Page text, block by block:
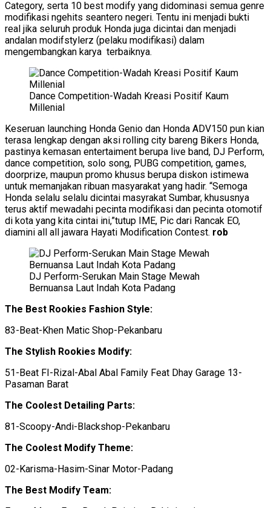
Category, serta 10 best modify yang didominasi semua genre
modifikasi ngehits seantero negeri. Tentu ini menjadi bukti
real jika seluruh produk Honda juga dicintai dan menjadi
andalan modifstylerz (pelaku modifikasi) dalam
mengembangkan karya terbaiknya.
Dance Competition-Wadah Kreasi Positif Kaum
Millenial
Keseruan launching Honda Genio dan Honda ADV150 pun kian
terasa lengkap dengan aksi rolling city bareng Bikers Honda,
pastinya kemasan entertaiment berupa live band, DJ Perform,
dance competition, solo song, PUBG competition, games,
doorprize, maupun promo khusus berupa diskon istimewa
untuk memanjakan ribuan masyarakat yang hadir. “Semoga
Honda selalu selalu dicintai masyrakat Sumbar, khususnya
terus aktif mewadahi pecinta modifikasi dan pecinta otomotif
di kota yang kita cintai ini,”tutup IME, Pic dari Rancak EO,
diamini all all jawara Hayati Modification Contest. rob
DJ Perform-Serukan Main Stage Mewah
Bernuansa Laut Indah Kota Padang
The Best Rookies Fashion Style:
83-Beat-Khen Matic Shop-Pekanbaru
The Stylish Rookies Modify:
51-Beat FI-Rizal-Abal Abal Family Feat Dhay Garage 13-
Pasaman Barat
The Coolest Detailing Parts:
81-Scoopy-Andi-Blackshop-Pekanbaru
The Coolest Modify Theme:
02-Karisma-Hasim-Sinar Motor-Padang
The Best Modify Team: